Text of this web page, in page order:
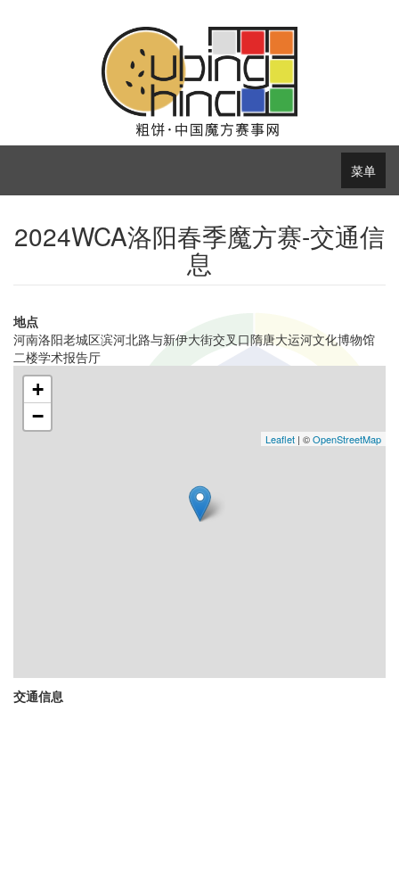
菜单
2024WCA洛阳春季魔方赛-交通信
息
地点
河南洛阳老城区滨河北路与新伊大街交叉口隋唐大运河文化博物馆
二楼学术报告厅
+
−
Leaflet | ©OpenStreetMap
交通信息